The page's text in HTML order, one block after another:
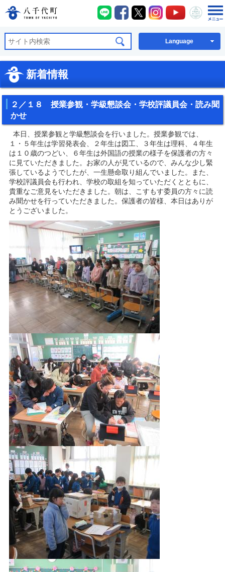
八千代町公式ホームページ
八千代町LINE
八千代町Facebook
八千代町X八千代町Instagram
八千代町
八千
Language
新着情報
２／１８ 授業参観・学級懇談会・学校評議員会・読み聞
かせ
本日、授業参観と学級懇談会を行いました。授業参観では、
１・５年生は学習発表会、２年生は図工、３年生は理科、４年生
は１０歳のつどい、６年生は外国語の授業の様子を保護者の方々
に見ていただきました。お家の人が見ているので、みんな少し緊
張しているようでしたが、一生懸命取り組んでいました。また、
学校評議員会も行われ、学校の取組を知っていただくとともに、
貴重なご意見をいただきました。朝は、こすもす委員の方々に読
み聞かせを行っていただきました。保護者の皆様、本日はありが
とうございました。